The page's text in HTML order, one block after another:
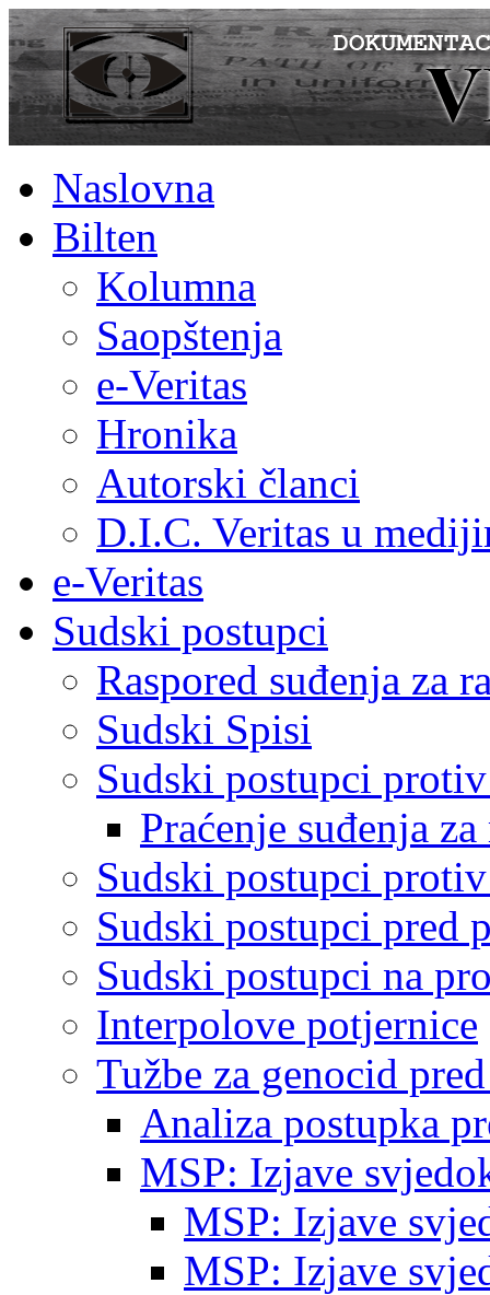
Naslovna
Bilten
Kolumna
Saopštenja
e-Veritas
Hronika
Autorski članci
D.I.C. Veritas u
e-Veritas
Sudski postupci
Raspored suđenja za
Sudski Spisi
Sudski postupci
Praćenje suđenja
Sudski postupci
Sudski postupci pred
Sudski postupci na
Interpolove potjernice
Tužbe za genocid
Analiza postupka
MSP: Izjave
MSP: Izjave
MSP: Izjave